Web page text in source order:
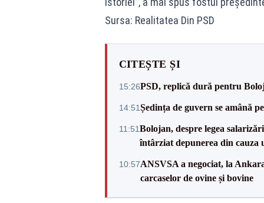
Sursa: Realitatea Din PSD
CITEȘTE ȘI
15:26PSD, replică dură pentru
14:51Ședința de guvern se amână
11:51Bolojan, despre legea
întârziat depunerea din cauza
10:57ANSVSA a negociat, la
carcaselor de ovine și bovine